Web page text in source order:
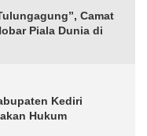
Camat
Piala Dunia di
Kediri
Hukum